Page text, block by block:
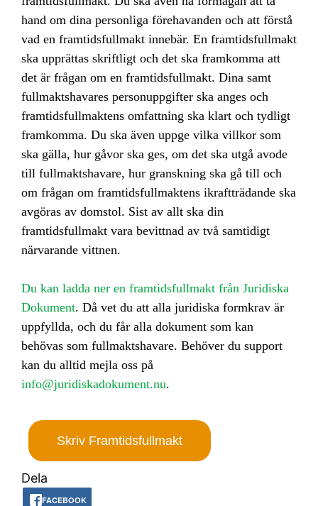
hand om dina personliga förehavanden och att förstå
vad en framtidsfullmakt innebär. En framtidsfullmakt
ska upprättas skriftligt och det ska framkomma att
det är frågan om en framtidsfullmakt. Dina samt
fullmaktshavares personuppgifter ska anges och
framtidsfullmaktens omfattning ska klart och tydligt
framkomma. Du ska även uppge vilka villkor som
ska gälla, hur gåvor ska ges, om det ska utgå avode
till fullmaktshavare, hur granskning ska gå till och
om frågan om framtidsfullmaktens ikraftträdande ska
avgöras av domstol. Sist av allt ska din
framtidsfullmakt vara bevittnad av två samtidigt
närvarande vittnen.
Du kan ladda ner en framtidsfullmakt från Juridiska
Dokument. Då vet du att alla juridiska formkrav är
uppfyllda, och du får alla dokument som kan
behövas som fullmaktshavare. Behöver du support
kan du alltid mejla oss på
info@juridiskadokument.nu.
Skriv Framtidsfullmakt
Dela
FACEBOOK